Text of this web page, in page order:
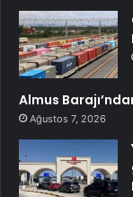
Almus
Ağustos 7, 2026